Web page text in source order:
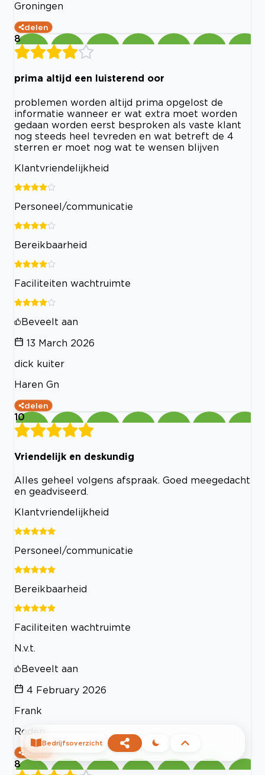
Groningen
delen
8
prima altijd een luisterend oor
problemen worden altijd prima opgelost de
informatie wanneer er wat extra moet worden
gedaan worden eerst besproken als vaste klant
nog steeds heel tevreden en wat betreft de 4
sterren er moet nog wat te wensen blijven
Klantvriendelijkheid
Personeel/communicatie
Bereikbaarheid
Faciliteiten wachtruimte
Beveelt aan
13 March 2026
dick kuiter
Haren Gn
delen
10
Vriendelijk en deskundig
Alles geheel volgens afspraak. Goed meegedacht
en geadviseerd.
Klantvriendelijkheid
Personeel/communicatie
Bereikbaarheid
Faciliteiten wachtruimte
N.v.t.
Beveelt aan
4 February 2026
Frank
Roden
delen
8
Bedrijfsoverzicht